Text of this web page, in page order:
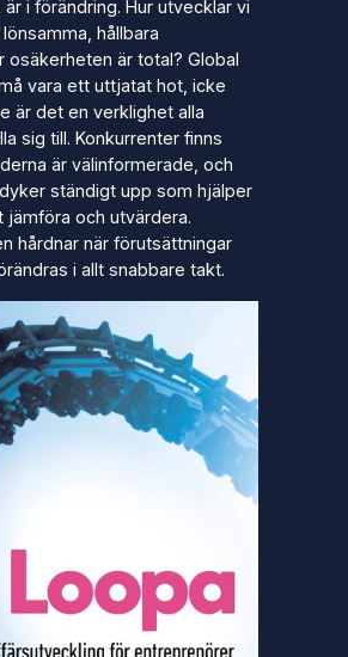
i förändring. Hur utvecklar vi
hållbara
osäkerheten är total? Global
vara ett uttjatat hot, icke
är det en verklighet alla
sig till. Konkurrenter finns
är välinformerade, och
ständigt upp som hjälper
jämföra och utvärdera.
hårdnar när förutsättningar
i allt snabbare takt.